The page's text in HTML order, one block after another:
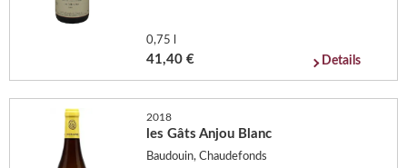
0,75 l
41,40 € Details
2018
les Gâts Anjou Blanc
Baudouin, Chaudefonds